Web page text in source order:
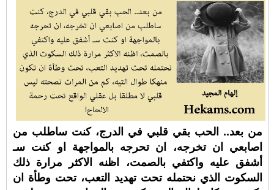
من بعد.. الحب بقي قلبي في الدرج، كنت ساطلب من
اصابعي ان تخرجه، ان تحرجه بالمواجهة او كنت سـ
أشفق عليه واكتفي بالصمت، اظنه الاكثر مرارة ذلك
السكوت الذي نحتمله تحت تهديد التعب، تحت وطأة ان